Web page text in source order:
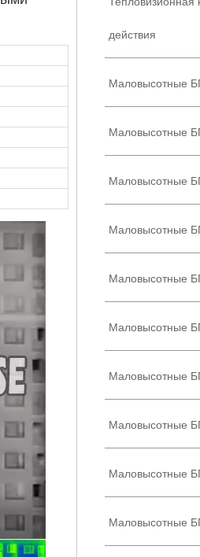
действия
Маловысотные
Маловысотные
Маловысотные
Маловысотные
Маловысотные
Маловысотные
Маловысотные
Маловысотные
Маловысотные
Маловысотные